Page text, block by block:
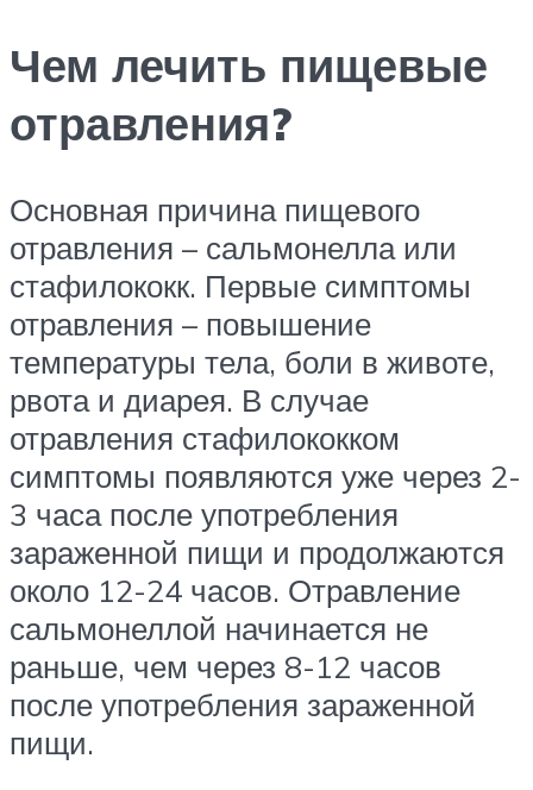
Чем лечить пищевые
отравления?
Основная причина пищевого
отравления – сальмонелла или
стафилококк. Первые симптомы
отравления – повышение
температуры тела, боли в животе,
рвота и диарея. В случае
отравления стафилококком
симптомы появляются уже через 2-
3 часа после употребления
зараженной пищи и продолжаются
около 12-24 часов. Отравление
сальмонеллой начинается не
раньше, чем через 8-12 часов
после употребления зараженной
пищи.